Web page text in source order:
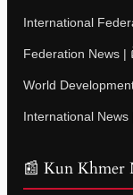
International
Federation News |
World
International News |
📰 Kun Khmer